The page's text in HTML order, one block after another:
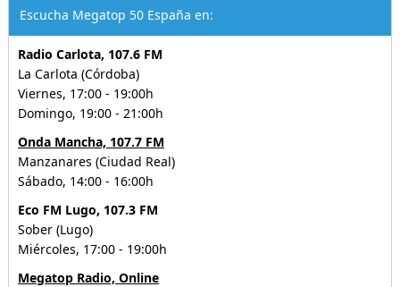
Escucha Megatop 50 España en:
Radio Carlota, 107.6 FM
La Carlota (Córdoba)
Viernes, 17:00 - 19:00h
Domingo, 19:00 - 21:00h
Onda Mancha, 107.7 FM
Manzanares (Ciudad Real)
Sábado, 14:00 - 16:00h
Eco FM Lugo, 107.3 FM
Sober (Lugo)
Miércoles, 17:00 - 19:00h
Megatop Radio, Online